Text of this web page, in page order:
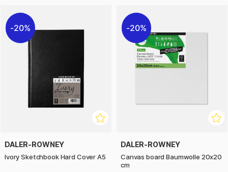
20%
DALER-ROWNEY
Ivory Sketchbook Hard Cover A5
20%
DALER-ROWNEY
Canvas board Baumwolle 20x20
cm